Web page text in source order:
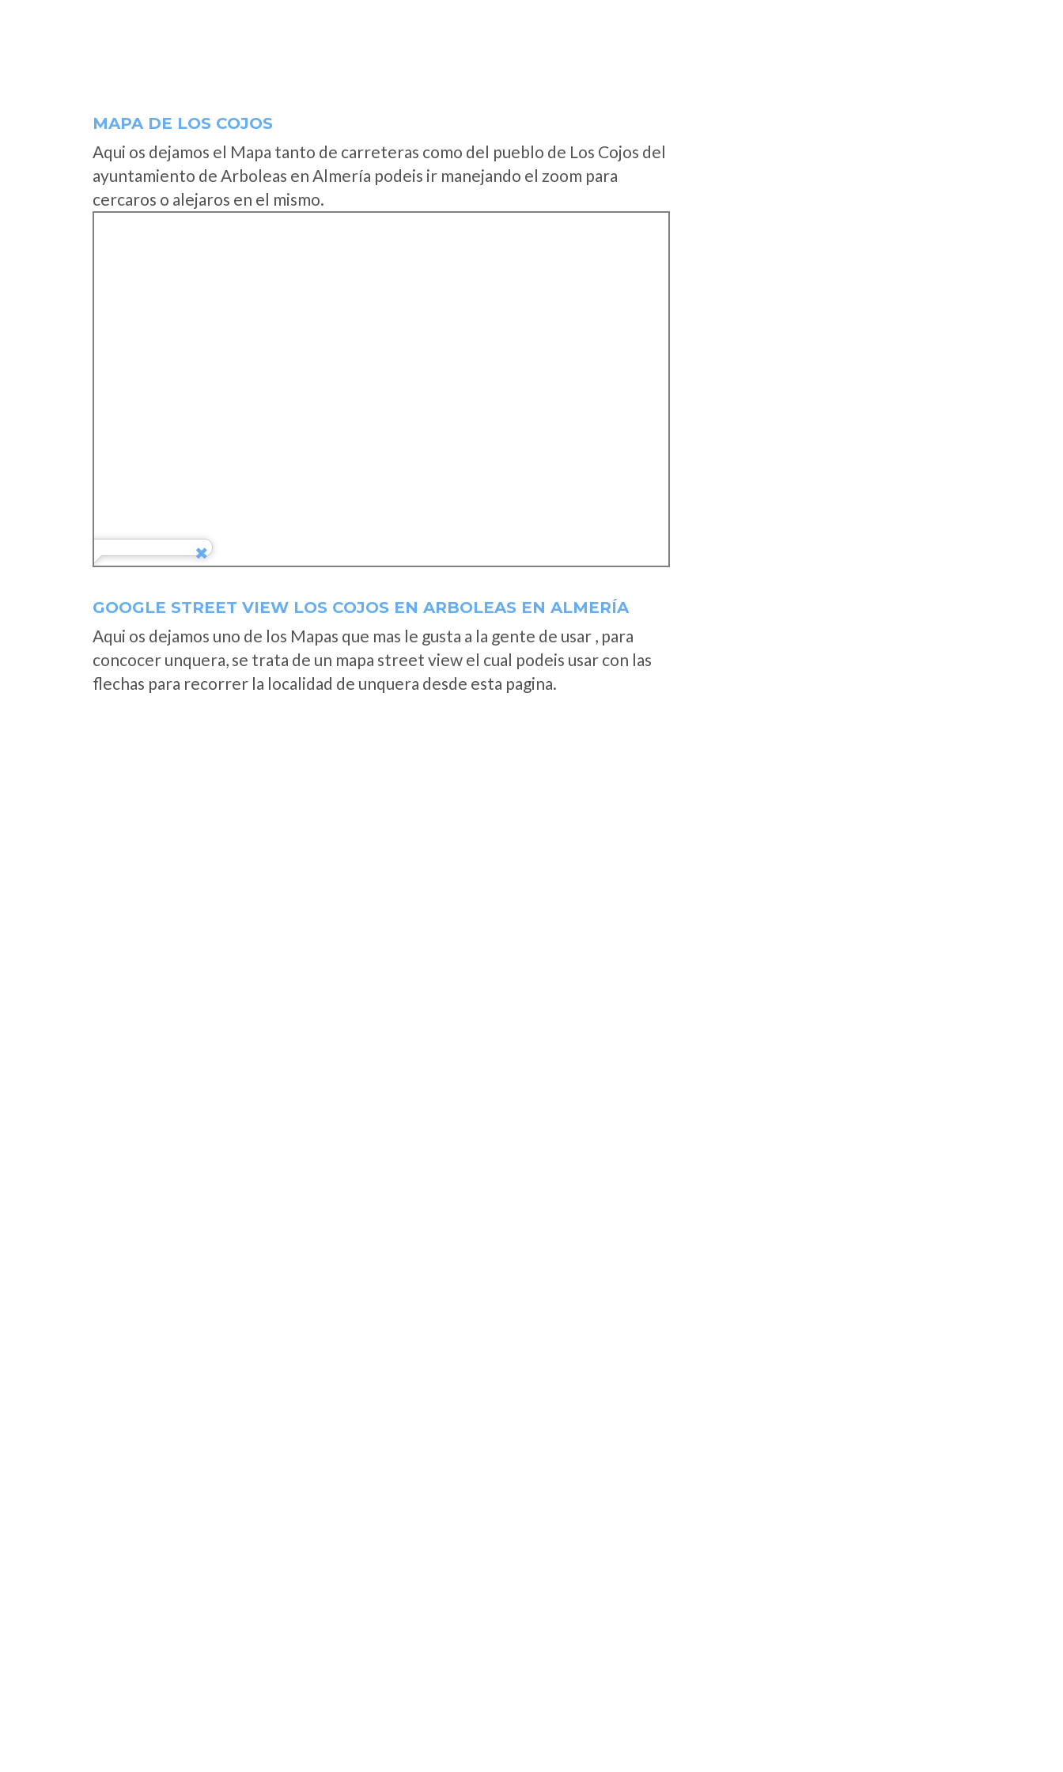
MAPA DE LOS COJOS
Aqui os dejamos el Mapa tanto de carreteras como del pueblo de Los Cojos del
ayuntamiento de Arboleas en Almería podeis ir manejando el zoom para
cercaros o alejaros en el mismo.
GOOGLE STREET VIEW LOS COJOS EN ARBOLEAS EN ALMERÍA
Aqui os dejamos uno de los Mapas que mas le gusta a la gente de usar , para
concocer unquera, se trata de un mapa street view el cual podeis usar con las
flechas para recorrer la localidad de unquera desde esta pagina.